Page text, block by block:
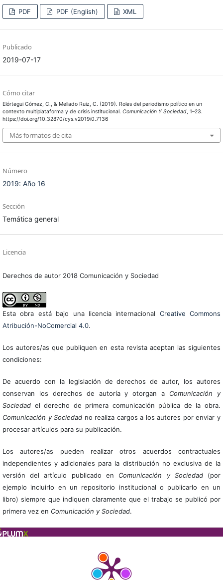
PDF PDF (English) XML
Publicado
2019-07-17
Cómo citar
Elórtegui Gómez, C., & Mellado Ruiz, C. (2019). Roles del periodismo político en un
contexto multiplataforma y de crisis institucional. Comunicación Y Sociedad, 1–23.
https://doi.org/10.32870/cys.v2019i0.7136
Más formatos de cita
Número
2019: Año 16
Sección
Temática general
Licencia
Derechos de autor 2018 Comunicación y Sociedad
Esta obra está bajo una licencia internacional Creative Commons
Atribución-NoComercial 4.0.
Los autores/as que publiquen en esta revista aceptan las siguientes
condiciones:
De acuerdo con la legislación de derechos de autor, los autores
conservan los derechos de autoría y otorgan a Comunicación y
Sociedadel derecho de primera comunicación pública de la obra.
Comunicación y Sociedad no realiza cargos a los autores por enviar y
procesar artículos para su publicación.
Los autores/as pueden realizar otros acuerdos contractuales
independientes y adicionales para la distribución no exclusiva de la
versión del artículo publicado en Comunicación y Sociedad(por
ejemplo incluirlo en un repositorio institucional o publicarlo en un
libro) siempre que indiquen claramente que el trabajo se publicó por
primera vez en Comunicación y Sociedad.